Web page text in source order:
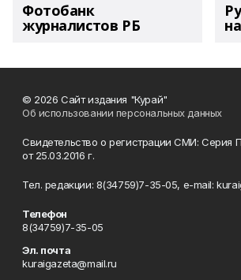
Фотобанк
журналистов РБ
© 2026 Сайт издания "Курай"
Об использовании персональных данных
Свидетельство о регистрации СМИ: Серия
от 25.03.2016 г.
Тел. редакции: 8(34759)7-35-05, e-mail:
Телефон
8(34759)7-35-05
Эл. почта
kuraigazeta@mail.ru